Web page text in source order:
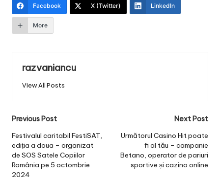
Facebook X (Twitter) LinkedIn
More
razvaniancu
View All Posts
Post
navigation
Previous Post
Festivalul caritabil FestiSAT,
ediția a doua – organizat
de SOS Satele Copiilor
România pe 5 octombrie
2024
Next Post
Următorul Casino Hit poate
fi al tău – campanie
Betano, operator de pariuri
sportive și cazino online